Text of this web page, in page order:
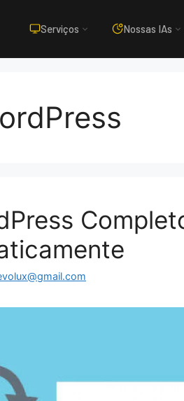
Serviços Nossas IAs